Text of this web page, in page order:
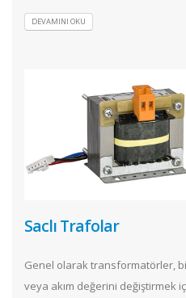
DEVAMINI OKU
Saclı Trafolar
Genel olarak transformatörler,
veya akım değerini değiştirmek